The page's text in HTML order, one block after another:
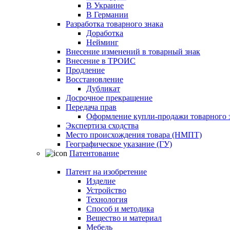
В Украине
В Германии
Разработка товарного знака
Доработка
Нейминг
Внесение изменений в товарный знак
Внесение в ТРОИС
Продление
Восстановление
Дубликат
Досрочное прекращение
Передача прав
Оформление купли-продажи товарного
Экспертиза сходства
Место происхождения товара (НМПТ)
Географическое указание (ГУ)
Патентование
Патент на изобретение
Изделие
Устройство
Технология
Способ и методика
Вещество и материал
Мебель